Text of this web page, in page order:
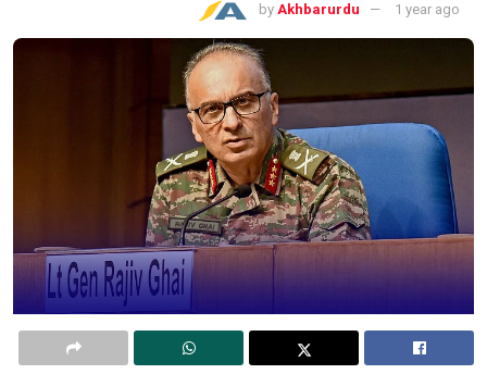
by Akhbarurdu 1 year ago